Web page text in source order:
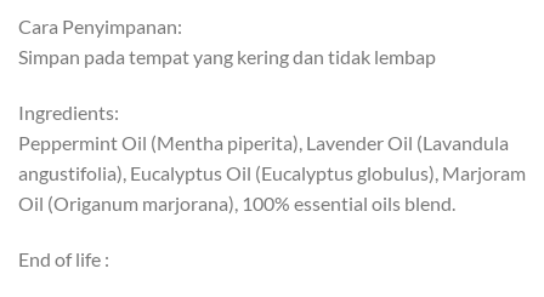
Cara Penyimpanan:
Simpan pada tempat yang kering dan tidak lembap
Ingredients:
Peppermint Oil (Mentha piperita), Lavender Oil (Lavandula
angustifolia), Eucalyptus Oil (Eucalyptus globulus), Marjoram
Oil (Origanum marjorana), 100% essential oils blend.
End of life :